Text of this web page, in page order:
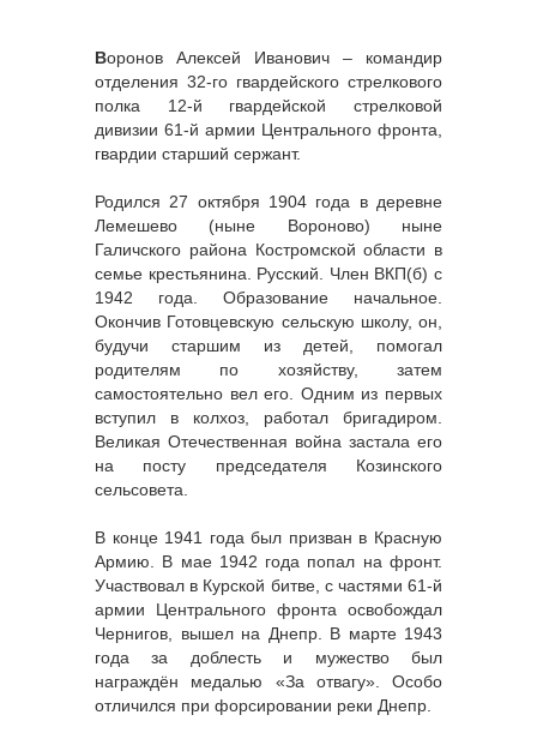
Воронов Алексей Иванович – командир
отделения 32-го гвардейского стрелкового
полка 12-й гвардейской стрелковой
дивизии 61-й армии Центрального фронта,
гвардии старший сержант.
Родился 27 октября 1904 года в деревне
Лемешево (ныне Вороново) ныне
Галичского района Костромской области в
семье крестьянина. Русский. Член ВКП(б) с
1942 года. Образование начальное.
Окончив Готовцевскую сельскую школу, он,
будучи старшим из детей, помогал
родителям по хозяйству, затем
самостоятельно вел его. Одним из первых
вступил в колхоз, работал бригадиром.
Великая Отечественная война застала его
на посту председателя Козинского
сельсовета.
В конце 1941 года был призван в Красную
Армию. В мае 1942 года попал на фронт.
Участвовал в Курской битве, с частями 61-й
армии Центрального фронта освобождал
Чернигов, вышел на Днепр. В марте 1943
года за доблесть и мужество был
награждён медалью «За отвагу». Особо
отличился при форсировании реки Днепр.